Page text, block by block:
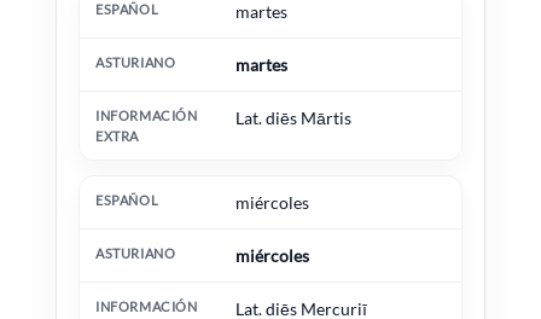
martes
martes
Lat. diēs Mārtis
miércoles
miércoles
Lat. diēs Mercuriī